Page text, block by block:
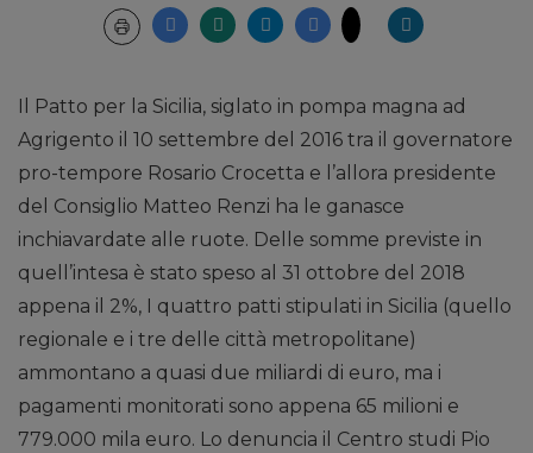
Il Patto per la Sicilia, siglato in pompa magna ad
Agrigento il 10 settembre del 2016 tra il governatore
pro-tempore Rosario Crocetta e l’allora presidente
del Consiglio Matteo Renzi ha le ganasce
inchiavardate alle ruote. Delle somme previste in
quell’intesa è stato speso al 31 ottobre del 2018
appena il 2%, I quattro patti stipulati in Sicilia (quello
regionale e i tre delle città metropolitane)
ammontano a quasi due miliardi di euro, ma i
pagamenti monitorati sono appena 65 milioni e
779.000 mila euro. Lo denuncia il Centro studi Pio